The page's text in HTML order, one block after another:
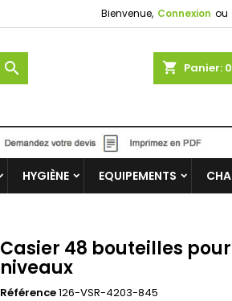
Bienvenue, Connexion ou
shopping_cart Panier: 0

HYGIÈNE EQUIPEMENTS
Casier 48 bouteilles pour
niveaux
Référence126-VSR-4203-845